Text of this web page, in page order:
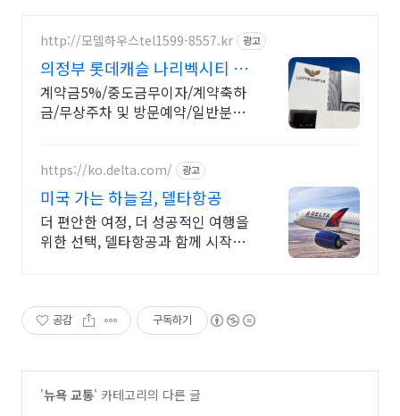
http://모델하우스tel1599-8557.kr 광고
의정부 롯데캐슬 나리벡시티 홈
페이지
계약금5%/중도금무이자/계약축하
금/무상주차 및 방문예약/일반분양
분양 아파트
https://ko.delta.com/ 광고
미국 가는 하늘길, 델타항공
더 편안한 여정, 더 성공적인 여행을
위한 선택, 델타항공과 함께 시작하
공감 구독하기
'뉴욕 교통' 카테고리의 다른 글